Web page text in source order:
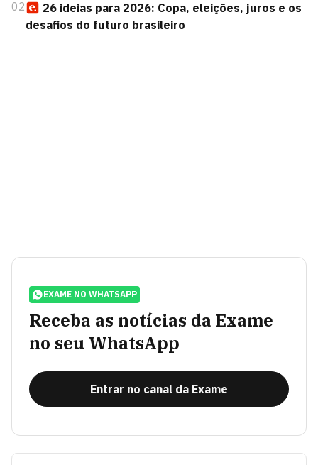
02
26 ideias para 2026: Copa, eleições, juros e os
desafios do futuro brasileiro
EXAME NO WHATSAPP
Receba as notícias da Exame
no seu WhatsApp
Entrar no canal da Exame